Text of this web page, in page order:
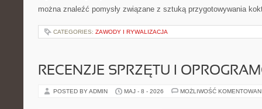
można znaleźć pomysły związane z sztuką przygotowywania
CATEGORIES: ZAWODY I RYWALIZACJA
RECENZJE SPRZĘTU I
POSTED BY ADMIN MAJ - 8 - 2026 MOŻLIWOŚĆ